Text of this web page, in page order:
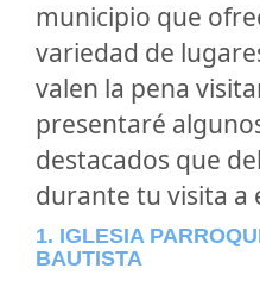
municipio que
variedad de
valen la pena
presentaré
destacados que
durante tu visita a
1. IGLESIA
BAUTISTA